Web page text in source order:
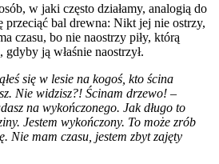
w jaki często działamy, analogią do
przeciąć bal drewna: Nikt jej nie ostrzy,
czasu, bo nie naostrzy piły, którą
ją właśnie naostrzył.
się w lesie na kogoś, kto ścina
Nie widzisz?! Ścinam drzewo! –
na wykończonego. Jak długo to
Jestem wykończony. To może zrób
Nie mam czasu, jestem zbyt zajęty